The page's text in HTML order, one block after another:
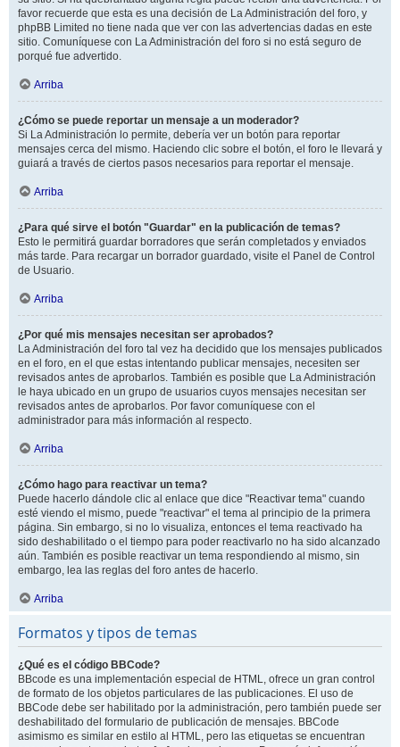
favor recuerde que esta es una decisión de La Administración del foro, y
phpBB Limited no tiene nada que ver con las advertencias dadas en este
sitio. Comuníquese con La Administración del foro si no está seguro de
porqué fue advertido.
Arriba
¿Cómo se puede reportar un mensaje a un moderador?
Si La Administración lo permite, debería ver un botón para reportar
mensajes cerca del mismo. Haciendo clic sobre el botón, el foro le llevará y
guiará a través de ciertos pasos necesarios para reportar el mensaje.
Arriba
¿Para qué sirve el botón "Guardar" en la publicación de temas?
Esto le permitirá guardar borradores que serán completados y enviados
más tarde. Para recargar un borrador guardado, visite el Panel de Control
de Usuario.
Arriba
¿Por qué mis mensajes necesitan ser aprobados?
La Administración del foro tal vez ha decidido que los mensajes publicados
en el foro, en el que estas intentando publicar mensajes, necesiten ser
revisados antes de aprobarlos. También es posible que La Administración
le haya ubicado en un grupo de usuarios cuyos mensajes necesitan ser
revisados antes de aprobarlos. Por favor comuníquese con el
administrador para más información al respecto.
Arriba
¿Cómo hago para reactivar un tema?
Puede hacerlo dándole clic al enlace que dice "Reactivar tema" cuando
esté viendo el mismo, puede "reactivar" el tema al principio de la primera
página. Sin embargo, si no lo visualiza, entonces el tema reactivado ha
sido deshabilitado o el tiempo para poder reactivarlo no ha sido alcanzado
aún. También es posible reactivar un tema respondiendo al mismo, sin
embargo, lea las reglas del foro antes de hacerlo.
Arriba
Formatos y tipos de temas
¿Qué es el código BBCode?
BBcode es una implementación especial de HTML, ofrece un gran control
de formato de los objetos particulares de las publicaciones. El uso de
BBCode debe ser habilitado por la administración, pero también puede ser
deshabilitado del formulario de publicación de mensajes. BBCode
asimismo es similar en estilo al HTML, pero las etiquetas se encuentran